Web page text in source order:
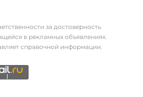
за достоверность
в рекламных объявлениях.
справочной информации.